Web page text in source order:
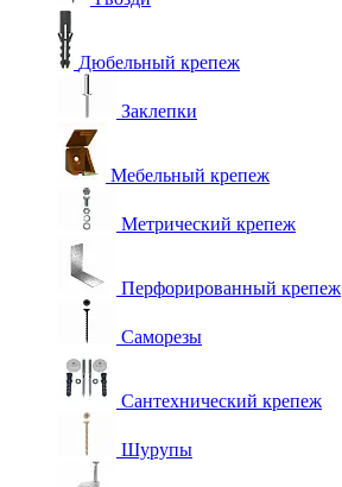
Дюбельный крепеж
Заклепки
Мебельный крепеж
Метрический крепеж
Перфорированный крепеж
Саморезы
Сантехнический крепеж
Шурупы